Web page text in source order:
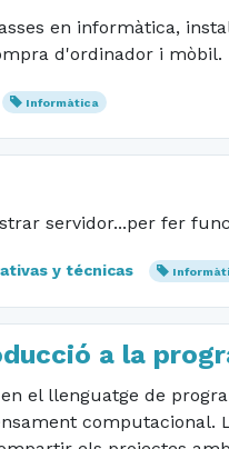
en informàtica,
d'ordinador i mòbil.
Informàtica
servidor...per fer
y técnicas
a la
el llenguatge de
computacional.